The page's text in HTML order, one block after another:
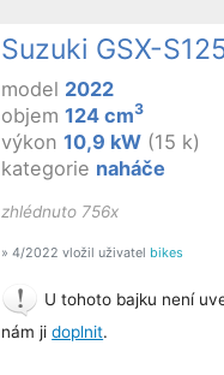
Suzuki GSX-
model 2022
objem124 cm3
výkon10,9 kW (15 k)
kategorie naháče
zhlédnuto 756x
» 4/2022 vložil uživatel bikes
U tohoto bajku není
nám jidoplnit.